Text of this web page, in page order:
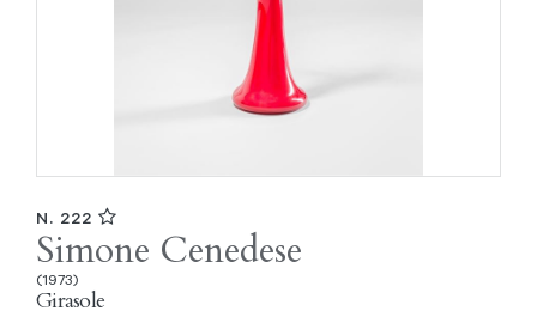
N. 222
Simone Cenedese
(1973)
Girasole